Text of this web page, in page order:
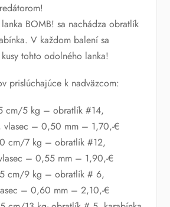
BOMB! sa nachádza obratlík
V každom balení sa
tohto odolného lanka!
prislúchajúce k nadväzcom:
cm/5 kg – obratlík #14,
vlasec – 0,50 mm – 1,70,-€
cm/7 kg – obratlík #12,
– 0,55 mm – 1,90,-€
cm/9 kg – obratlík # 6,
– 0,60 mm – 2,10,-€